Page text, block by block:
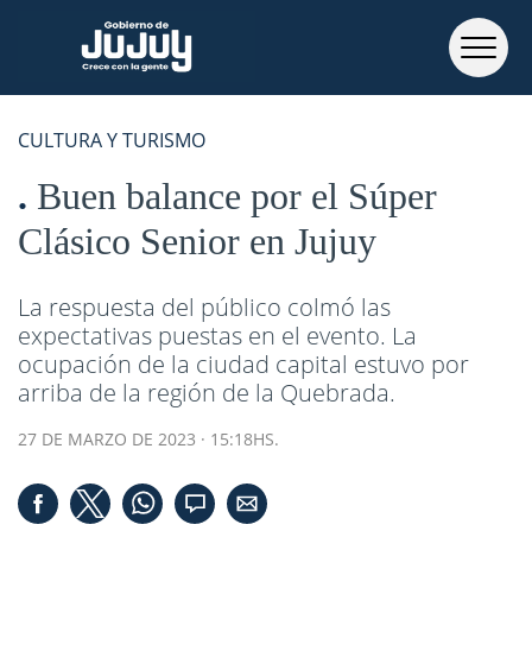
CULTURA Y TURISMO
Buen balance por el Súper
Clásico Senior en Jujuy
La respuesta del público colmó las
expectativas puestas en el evento. La
ocupación de la ciudad capital estuvo por
arriba de la región de la Quebrada.
27 DE MARZO DE 2023 · 15:18HS.